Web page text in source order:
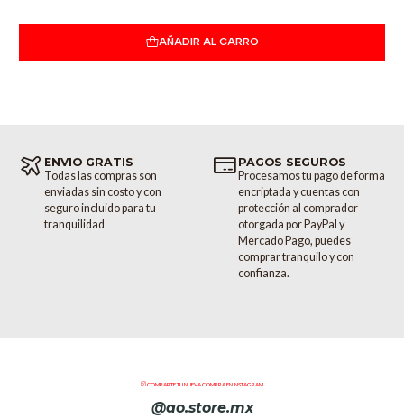
AÑADIR AL CARRO
ENVIO GRATIS
Todas las compras son
enviadas sin costo y con
seguro incluido para tu
tranquilidad
PAGOS SEGUROS
Procesamos tu pago de forma
encriptada y cuentas con
protección al comprador
otorgada por PayPal y
Mercado Pago, puedes
comprar tranquilo y con
confianza.
COMPARTE TU NUEVA COMPRA EN INSTAGRAM
@ao.store.mx